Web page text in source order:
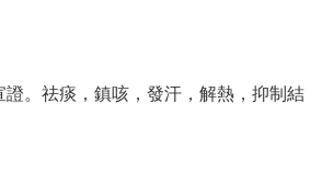
證。祛痰，鎮咳，發汗，解熱，抑制結